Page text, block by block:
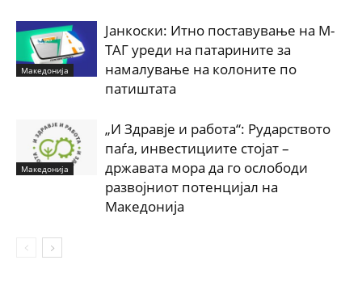
Македонија
Јанкоски: Итно поставување на М-
ТАГ уреди на патарините за
намалување на колоните по
патиштата
Македонија
„И Здравје и работа“: Рударството
паѓа, инвестициите стојат –
државата мора да го ослободи
развојниот потенцијал на
Македонија